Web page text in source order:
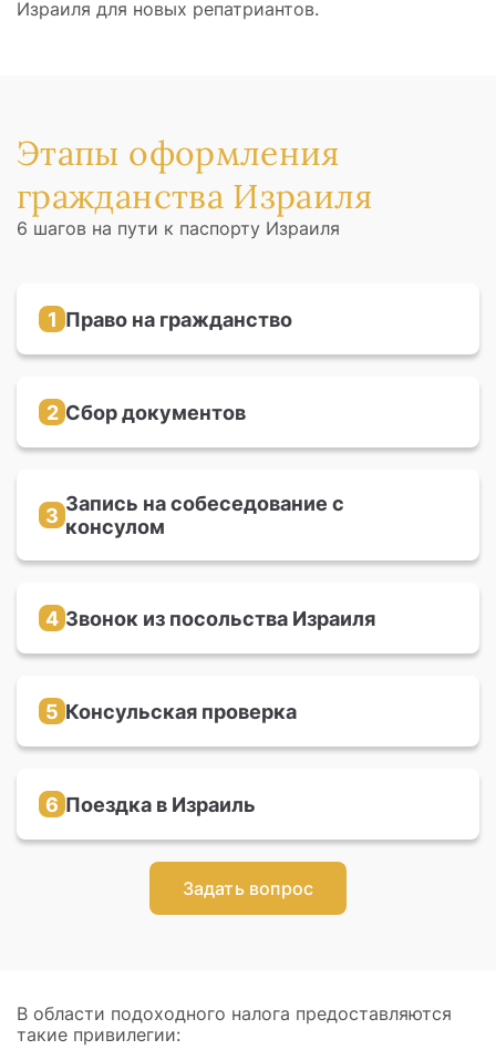
Израиля для новых репатриантов.
Этапы оформления
гражданства Израиля
6 шагов на пути к паспорту Израиля
1 Право на гражданство
если в вашей семье есть еврейские предки по
2 Сбор документов
подтверждающие вашу родственную связь с
3 Запись на собеседование с
консулом
посольства Израиля
4 Звонок из посольства Израиля
сотрудника посольства, который назначит
5 Консульская проверка
доказать свое право и мотивацию на
6 Поездка в Израиль
заграничный паспорт, открыть счёт в банке и
прикрепиться к больничной кассе
Задать вопрос
В области подоходного налога предоставляются
такие привилегии: